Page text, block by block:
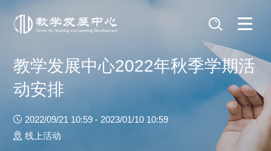
教学发展中心2022年秋季学期活
动安排
2022/09/21 10:59 - 2023/01/10 10:59
线上活动